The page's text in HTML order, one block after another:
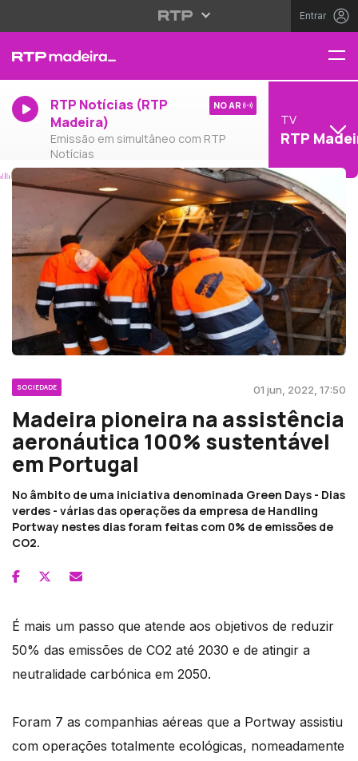
Entrar
RTP Notícias (RTP
Madeira)
Emissão em simultâneo com RTP
Notícias
NO AR
TV
RTP
SOCIEDADE 01 jun, 2022, 17:50
Madeira pioneira na assistência
aeronáutica 100% sustentável
em Portugal
No âmbito de uma iniciativa denominada Green Days - Dias
verdes - várias das operações da empresa de Handling
Portway nestes dias foram feitas com 0% de emissões de
CO2.
É mais um passo que atende aos objetivos de reduzir
50% das emissões de CO2 até 2030 e de atingir a
neutralidade carbónica em 2050.
Foram 7 as companhias aéreas que a Portway assistiu
com operações totalmente ecológicas, nomeadamente